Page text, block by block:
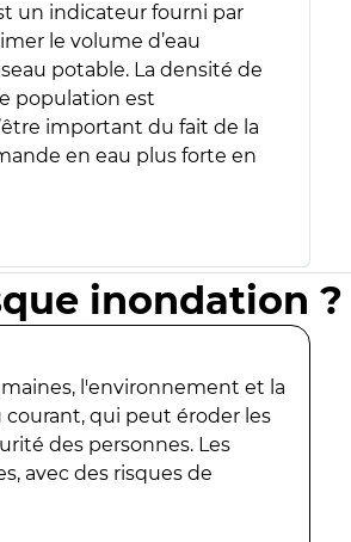
un indicateur fourni par
le volume d’eau
potable. La densité de
population est
important du fait de la
en eau plus forte en
inondation ?
l'environnement et la
qui peut éroder les
des personnes. Les
avec des risques de